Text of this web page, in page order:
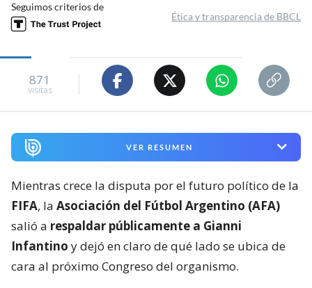
Seguimos criterios de
Ética y transparencia de BBCL
871
visitas
VER RESUMEN
Mientras crece la disputa por el futuro político de la
FIFA, la Asociación del Fútbol Argentino (AFA)
salió a respaldar públicamente a Gianni
Infantino y dejó en claro de qué lado se ubica de
cara al próximo Congreso del organismo.